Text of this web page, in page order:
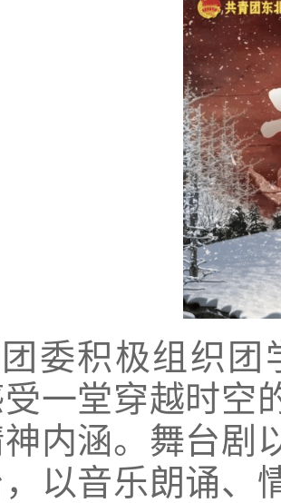
委积极组织团
一堂穿越时空
内涵。舞台剧
以音乐朗诵、